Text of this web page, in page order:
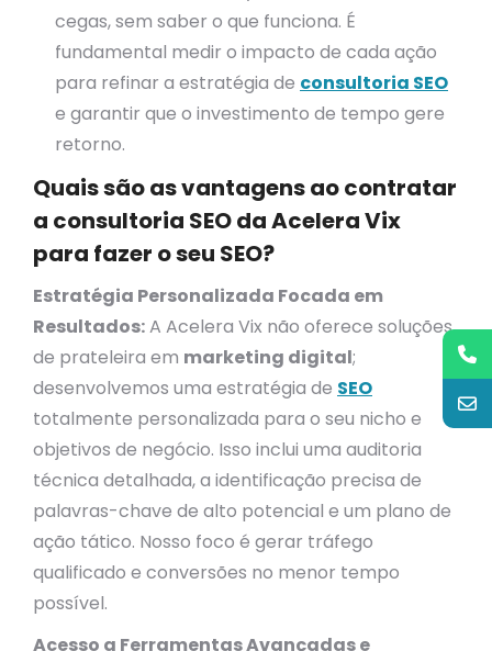
cegas, sem saber o que funciona. É
fundamental medir o impacto de cada ação
para refinar a estratégia de consultoria SEO
e garantir que o investimento de tempo gere
retorno.
Quais são as vantagens ao contratar
a consultoria SEO da Acelera Vix
para fazer o seu SEO?
Estratégia Personalizada Focada em
Resultados:A Acelera Vix não oferece soluções
de prateleira em marketing digital;
desenvolvemos uma estratégia de SEO
totalmente personalizada para o seu nicho e
objetivos de negócio. Isso inclui uma auditoria
técnica detalhada, a identificação precisa de
palavras-chave de alto potencial e um plano de
ação tático. Nosso foco é gerar tráfego
qualificado e conversões no menor tempo
possível.
Acesso a Ferramentas Avançadas e